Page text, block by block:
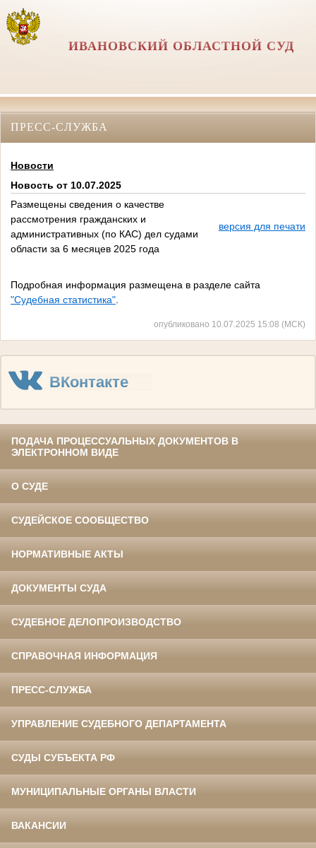
ИВАНОВСКИЙ ОБЛАСТНОЙ СУД
ПРЕСС-СЛУЖБА
Новости
Новость от 10.07.2025
Размещены сведения о качестве
рассмотрения гражданских и
административных (по КАС) дел судами
области за 6 месяцев 2025 года
версия для печати
Подробная информация размещена в разделе сайта
"Судебная статистика"
опубликовано 10.07.2025 15:08 (МСК)
ВКонтакте
ПОДАЧА ПРОЦЕССУАЛЬНЫХ ДОКУМЕНТОВ В
ЭЛЕКТРОННОМ ВИДЕ
О СУДЕ
СУДЕЙСКОЕ СООБЩЕСТВО
НОРМАТИВНЫЕ АКТЫ
ДОКУМЕНТЫ СУДА
СУДЕБНОЕ ДЕЛОПРОИЗВОДСТВО
СПРАВОЧНАЯ ИНФОРМАЦИЯ
ПРЕСС-СЛУЖБА
УПРАВЛЕНИЕ СУДЕБНОГО ДЕПАРТАМЕНТА
СУДЫ СУБЪЕКТА РФ
МУНИЦИПАЛЬНЫЕ ОРГАНЫ ВЛАСТИ
ВАКАНСИИ